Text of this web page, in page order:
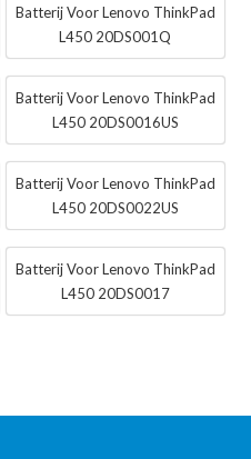
Batterij Voor Lenovo ThinkPad
L450 20DS001Q
Batterij Voor Lenovo ThinkPad
L450 20DS0016US
Batterij Voor Lenovo ThinkPad
L450 20DS0022US
Batterij Voor Lenovo ThinkPad
L450 20DS0017